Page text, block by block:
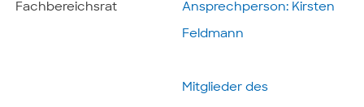
Fachbereichsrat Ansprechperson: Kirsten
Feldmann
Mitglieder des